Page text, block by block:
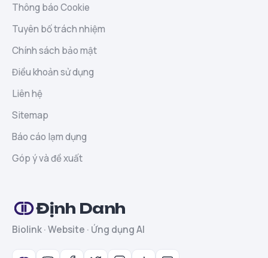
Thông báo Cookie
Tuyên bố trách nhiệm
Chính sách bảo mật
Điều khoản sử dụng
Liên hệ
Sitemap
Báo cáo lạm dụng
Góp ý và đề xuất
Định Danh
Biolink · Website · Ứng dụng AI